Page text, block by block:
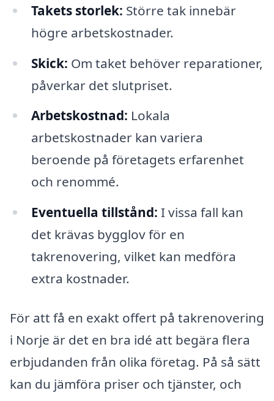
Takets storlek: Större tak innebär
högre arbetskostnader.
Skick: Om taket behöver reparationer,
påverkar det slutpriset.
Arbetskostnad: Lokala
arbetskostnader kan variera
beroende på företagets erfarenhet
och renommé.
Eventuella tillstånd: I vissa fall kan
det krävas bygglov för en
takrenovering, vilket kan medföra
extra kostnader.
För att få en exakt offert på takrenovering
i Norje är det en bra idé att begära flera
erbjudanden från olika företag. På så sätt
kan du jämföra priser och tjänster, och